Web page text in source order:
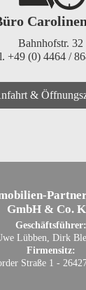
Bahnhofstr. 32
+49 (0) 4464 /
&
GmbH & Co.
Geschäftsführer:
Lübben, Dirk
Firmensitz:
Straße 1 -